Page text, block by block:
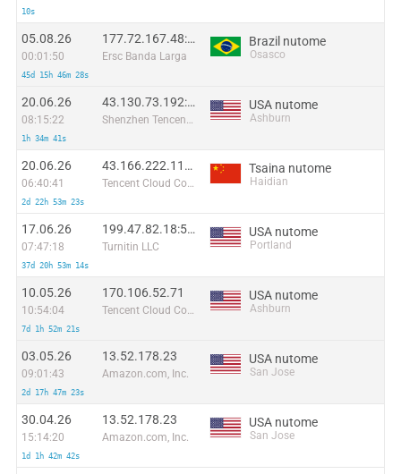
10s
05.08.26
00:01:50
45d 15h 46m 28s
177.72.167.48:2944
Ersc Banda Larga
Brazil nutome
Osasco
20.06.26
08:15:22
1h 34m 41s
43.130.73.192:39369
Shenzhen Tencent Computer Systems Company Limited
USA nutome
Ashburn
20.06.26
06:40:41
2d 22h 53m 23s
43.166.222.112:59541
Tencent Cloud Computing (Beijing) Co
Tsaina nutome
Haidian
17.06.26
07:47:18
37d 20h 53m 14s
199.47.82.18:59184
Turnitin LLC
USA nutome
Portland
10.05.26
10:54:04
7d 1h 52m 21s
170.106.52.71
Tencent Cloud Computing (Beijing) Co
USA nutome
Ashburn
03.05.26
09:01:43
2d 17h 47m 23s
13.52.178.23
Amazon.com, Inc.
USA nutome
San Jose
30.04.26
15:14:20
1d 1h 42m 42s
13.52.178.23
Amazon.com, Inc.
USA nutome
San Jose